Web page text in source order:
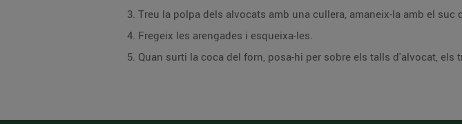
Treu la polpa dels alvocats amb una cullera, amaneix-la amb el suc
Fregeix les arengades i esqueixa-les.
Quan surti la coca del forn, posa-hi per sobre els talls d'alvocat,